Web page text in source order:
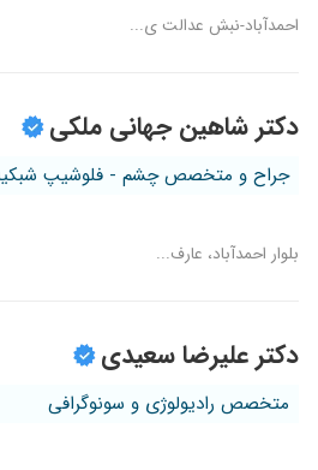
احمدآباد-نبش عدالت ی...
دکتر شاهین جهانی ملکی
جراح و متخصص چشم - فلوشیپ شبکیه
بلوار احمدآباد، عارف...
دکتر علیرضا سعیدی
متخصص رادیولوژی و سونوگرافی